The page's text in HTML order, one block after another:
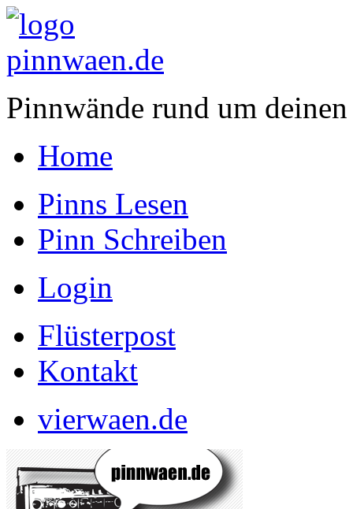
Pinnwände rund um
Home
Pinns Lesen
Pinn Schreiben
Login
Flüsterpost
Kontakt
vierwaen.de